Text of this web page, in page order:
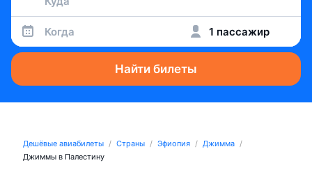
Когда 1 пассажир
Найти билеты
Дешёвые авиабилеты Страны Эфиопия
Джимма
Джиммы в Палестину